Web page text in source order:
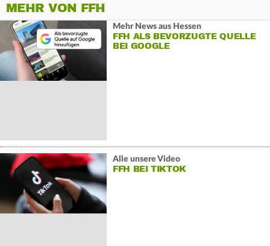
MEHR VON FFH
Mehr News aus Hessen
FFH ALS BEVORZUGTE QUELLE
BEI GOOGLE
Alle unsere Video
FFH BEI TIKTOK